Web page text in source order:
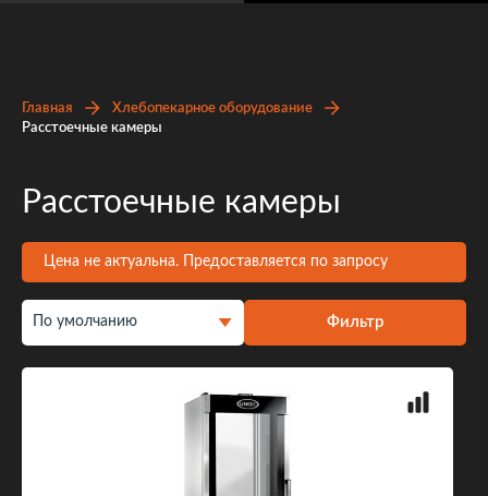
Главная
Хлебопекарное оборудование
Расстоечные камеры
Расстоечные камеры
Цена не актуальна. Предоставляется по запросу
Фильтр
По умолчанию